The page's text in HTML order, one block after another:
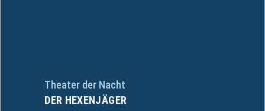
Theater der Nacht
DER HEXENJÄGER